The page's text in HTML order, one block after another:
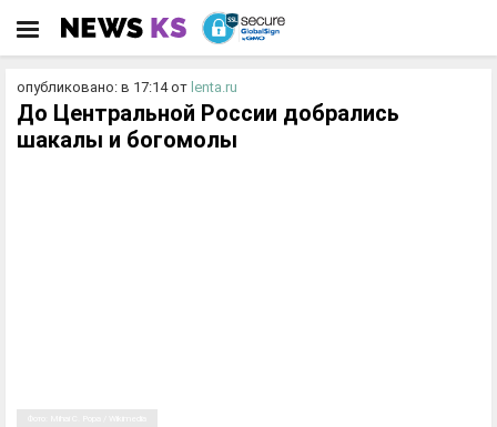
опубликовано: в 17:14от lenta.ru
До Центральной России добрались
шакалы и богомолы